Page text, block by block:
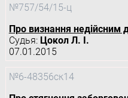
№757/54/15-ц
Про визнання недійсним
Судья: Цокол Л. І.
07.01.2015
№6-48356ск14